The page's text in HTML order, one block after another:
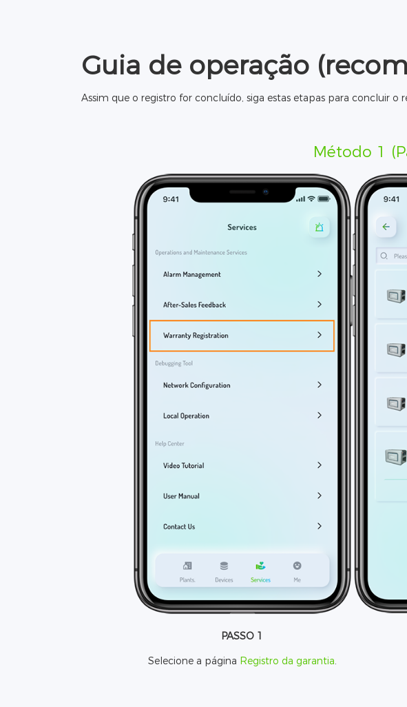
Guia de operação
Assim que o registro for concluído, siga estas etapas para concluir o
Método 1
PASSO 1
Selecione a página Registro da garantia.